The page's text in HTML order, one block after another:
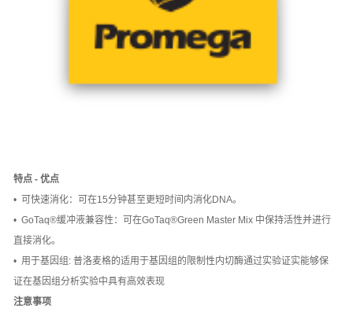
特点 - 优点
• 可快速消化：可在15分钟甚至更短时间内消化DNA。
• GoTaq®缓冲液兼容性：可在GoTaq®Green Master Mix 中保持活性并进行
直接消化。
• 用于基因组: 普洛麦格的适用于基因组的限制性内切酶通过实验证实能够保
证在基因组分析实验中具有高效表现
注意事项